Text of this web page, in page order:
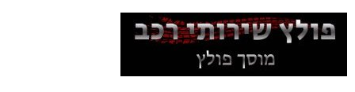
דלג
לתוכן